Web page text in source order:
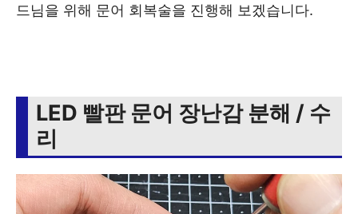
드님을 위해 문어 회복술을 진행해 보겠습니다.
LED 빨판 문어 장난감 분해 / 수
리